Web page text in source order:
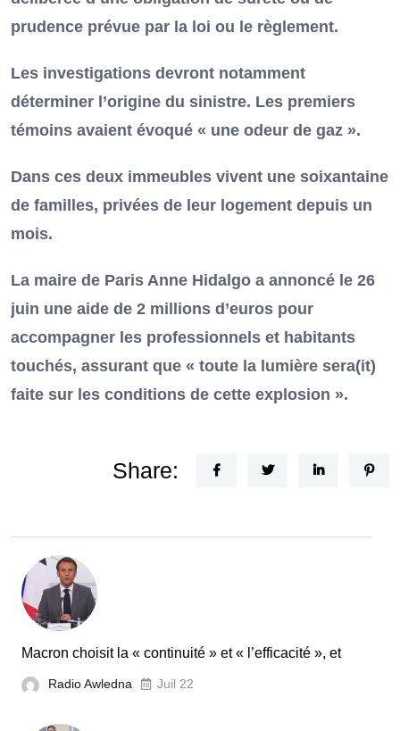
prudence prévue par la loi ou le règlement.
Les investigations devront notamment
déterminer l’origine du sinistre. Les premiers
témoins avaient évoqué « une odeur de gaz ».
Dans ces deux immeubles vivent une soixantaine
de familles, privées de leur logement depuis un
mois.
La maire de Paris Anne Hidalgo a annoncé le 26
juin une aide de 2 millions d’euros pour
accompagner les professionnels et habitants
touchés, assurant que « toute la lumière sera(it)
faite sur les conditions de cette explosion ».
Share:
Macron choisit la « continuité » et « l’efficacité », et
Radio Awledna Juil 22